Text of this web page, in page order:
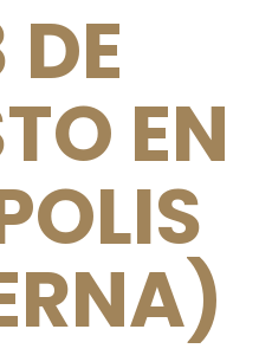
DE
EN